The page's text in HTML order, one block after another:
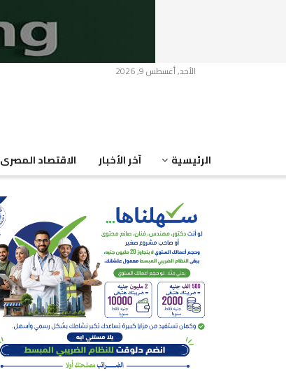
الأحد, أغسطس 9, 2026
الرئيسية آخر الأخبار الاقتصاد المصرى